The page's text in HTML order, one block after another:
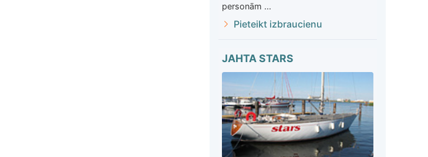
personām ...
Pieteikt izbraucienu
JAHTA STARS